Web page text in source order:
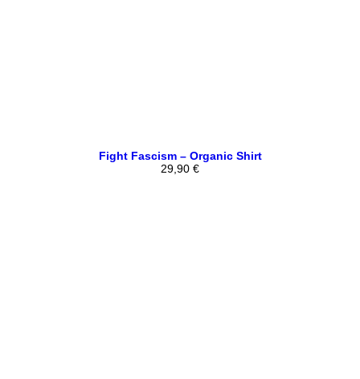
Fight Fascism – Organic Shirt
29,90 €